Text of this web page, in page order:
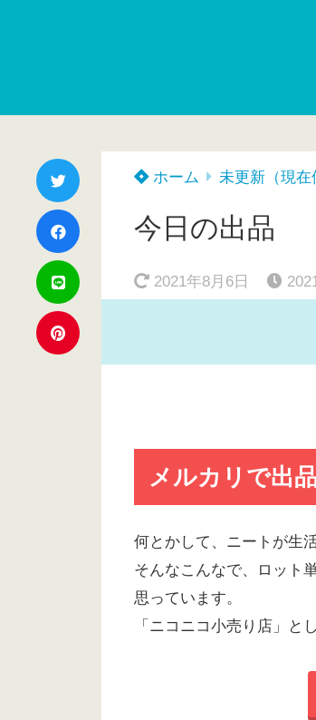
ホーム 未更新（現在
今日の出品
2021年8月6日
メルカリで出
何とかして、ニートが生
そんなこんなで、ロット
思っています。
「ニコニコ小売り店」と